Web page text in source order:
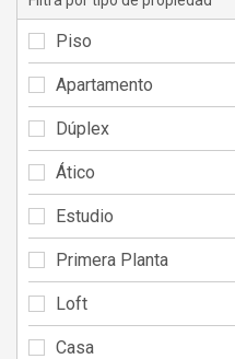
Piso
Apartamento
Dúplex
Ático
Estudio
Primera Planta
Loft
Casa